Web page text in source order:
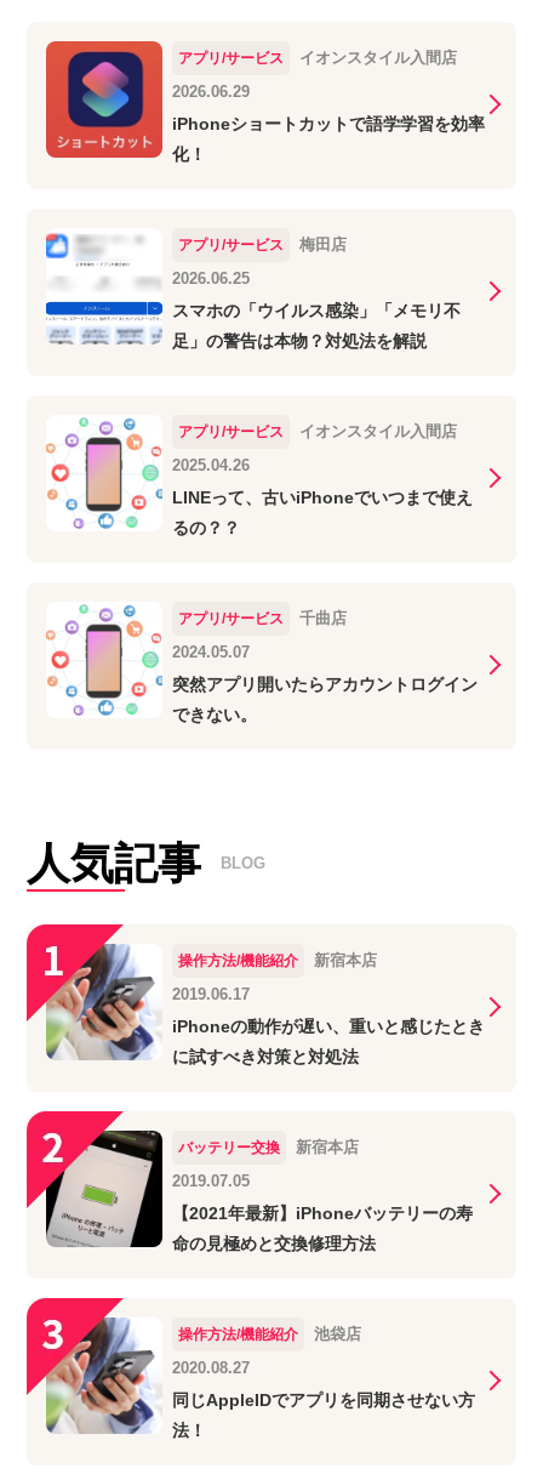
アプリ/サービス
イオンスタイル入間店
2026.06.29
iPhoneショートカットで語学学習を効率
化！
アプリ/サービス
梅田店
2026.06.25
スマホの「ウイルス感染」「メモリ不
足」の警告は本物？対処法を解説
アプリ/サービス
イオンスタイル入間店
2025.04.26
LINEって、古いiPhoneでいつまで使え
るの？？
アプリ/サービス
千曲店
2024.05.07
突然アプリ開いたらアカウントログイン
できない。
人気記事 BLOG
操作方法/機能紹介
新宿本店
2019.06.17
iPhoneの動作が遅い、重いと感じたとき
に試すべき対策と対処法
バッテリー交換
新宿本店
2019.07.05
【2021年最新】iPhoneバッテリーの寿
命の見極めと交換修理方法
操作方法/機能紹介
池袋店
2020.08.27
同じAppleIDでアプリを同期させない方
法！